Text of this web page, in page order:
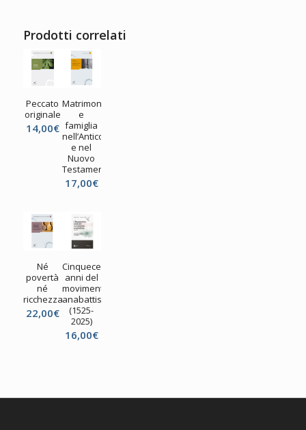
Prodotti correlati
Peccato
originale
14,00€
Matrimonio
e
famiglia
nell’Antico
e nel
Nuovo
Testamento
17,00€
Né
povertà
né
ricchezza
22,00€
Cinquecento
anni del
movimento
anabattista
(1525-
2025)
16,00€